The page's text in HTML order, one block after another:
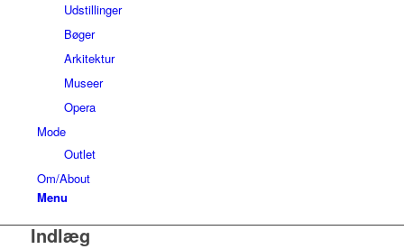
Udstillinger
Bøger
Arkitektur
Museer
Opera
Mode
Outlet
Om/About
Menu
Indlæg